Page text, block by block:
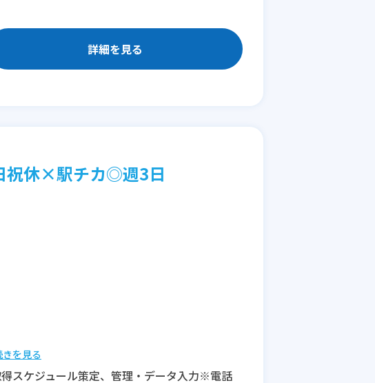
詳細を見る
祝休×駅チカ◎週3日
きを見る
スケジュール策定、管理・データ入力※電話